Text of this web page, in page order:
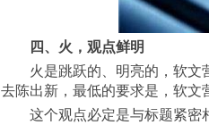
四、火，观点鲜明
去陈出新，最低的要求是，软文